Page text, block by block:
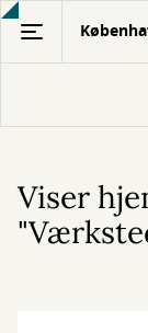
Gå
hovedindhold
Viser